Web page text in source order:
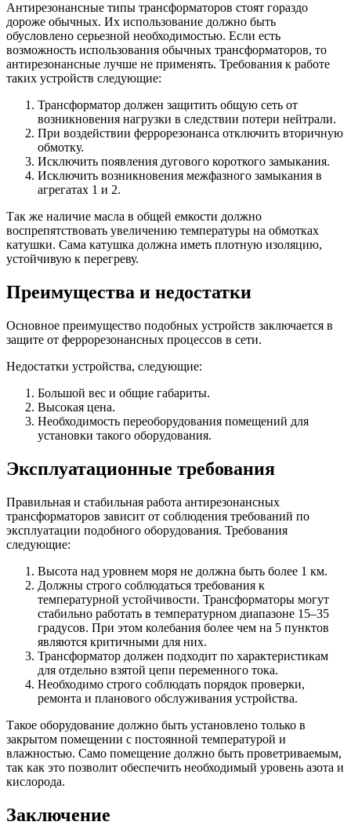
Антирезонансные типы трансформаторов стоят гораздо
дороже обычных. Их использование должно быть
обусловлено серьезной необходимостью. Если есть
возможность использования обычных трансформаторов, то
антирезонансные лучше не применять. Требования к работе
таких устройств следующие:
Трансформатор должен защитить общую сеть от
возникновения нагрузки в следствии потери нейтрали.
При воздействии феррорезонанса отключить вторичную
обмотку.
Исключить появления дугового короткого замыкания.
Исключить возникновения межфазного замыкания в
агрегатах 1 и 2.
Так же наличие масла в общей емкости должно
воспрепятствовать увеличению температуры на обмотках
катушки. Сама катушка должна иметь плотную изоляцию,
устойчивую к перегреву.
Преимущества и недостатки
Основное преимущество подобных устройств заключается в
защите от феррорезонансных процессов в сети.
Недостатки устройства, следующие:
Большой вес и общие габариты.
Высокая цена.
Необходимость переоборудования помещений для
установки такого оборудования.
Эксплуатационные требования
Правильная и стабильная работа антирезонансных
трансформаторов зависит от соблюдения требований по
эксплуатации подобного оборудования. Требования
следующие:
Высота над уровнем моря не должна быть более 1 км.
Должны строго соблюдаться требования к
температурной устойчивости. Трансформаторы могут
стабильно работать в температурном диапазоне 15–35
градусов. При этом колебания более чем на 5 пунктов
являются критичными для них.
Трансформатор должен подходит по характеристикам
для отдельно взятой цепи переменного тока.
Необходимо строго соблюдать порядок проверки,
ремонта и планового обслуживания устройства.
Такое оборудование должно быть установлено только в
закрытом помещении с постоянной температурой и
влажностью. Само помещение должно быть проветриваемым,
так как это позволит обеспечить необходимый уровень азота и
кислорода.
Заключение